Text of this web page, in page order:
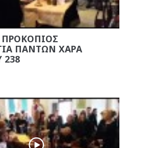
ΠΡΟΚΟΠΙΟΣ
ΠΑΝΤΩΝ ΧΑΡΑ
238